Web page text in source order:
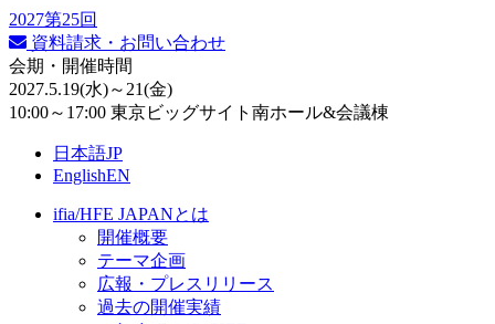
2027第25回
資料請求・お問い合わせ
会期・開催時間
2027.5.19(水)～21(金)
10:00～17:00 東京ビッグサイト南ホール&会議棟
日本語JP
EnglishEN
ifia/HFE JAPANとは
開催概要
テーマ企画
広報・プレスリリース
過去の開催実績